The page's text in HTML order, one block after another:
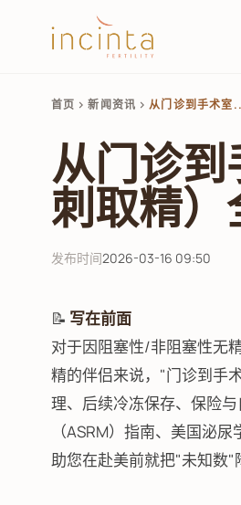
首页 chevron_right新闻资讯 chevron_right从门诊到手术室
从门诊
刺取精）
发布时间2026-03-16 09:50
📝 写在前面
对于因阻塞性/非阻塞性无
精的伴侣来说，"门诊到手
理、后续冷冻保存、保险
（ASRM）指南、美国泌
助您在赴美前就把"未知数"